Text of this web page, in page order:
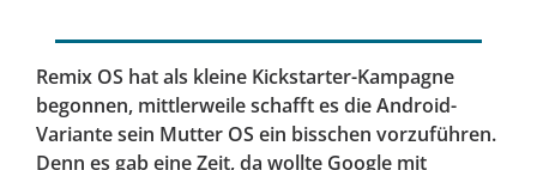
Remix OS hat als kleine Kickstarter-Kampagne
begonnen, mittlerweile schafft es die Android-
Variante sein Mutter OS ein bisschen vorzuführen.
Denn es gab eine Zeit, da wollte Google mit